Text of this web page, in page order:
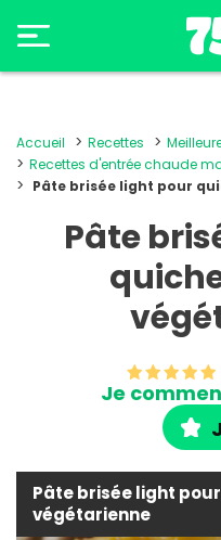
Accueil Recettes
Recettes d'entrée chaude
Pâte brisée light pour
Pâte
Je
Pâte brisée light
végétarienne